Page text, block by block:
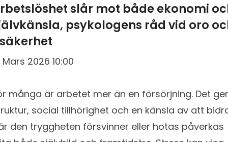
slår mot både ekonomi
psykologens råd vid oro
Mars 2026 10:00
många är arbetet mer än en försörjning. Det ger
social tillhörighet och en känsla av att
den tryggheten försvinner eller hotas påverkas